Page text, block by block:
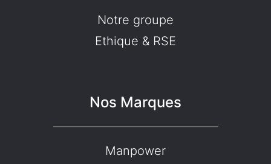
Notre groupe
Ethique & RSE
Nos Marques
Manpower